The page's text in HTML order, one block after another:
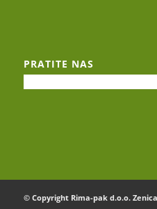
PRATITE NAS
© Copyright Rima-pak d.o.o. Zenica